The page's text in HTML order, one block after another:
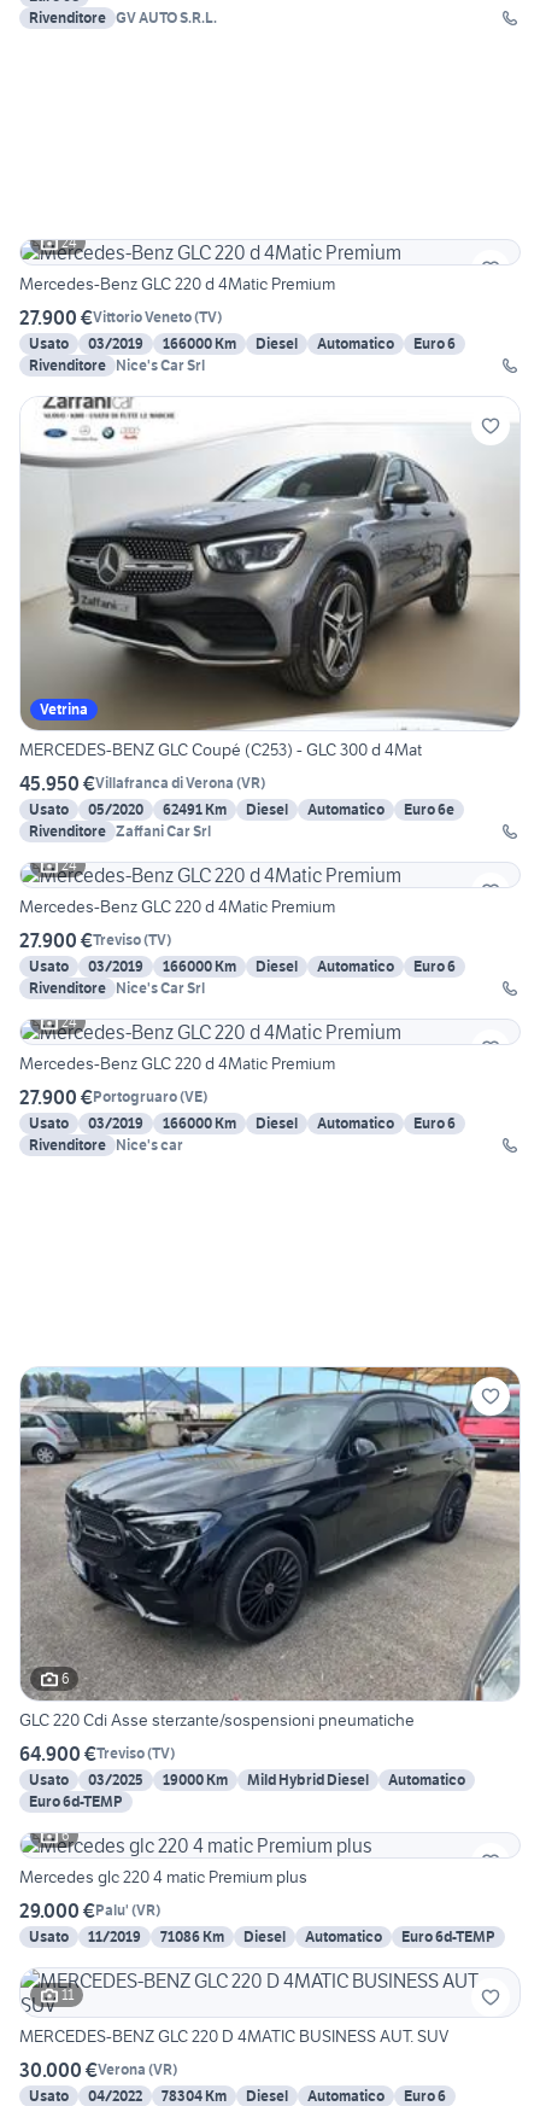
Rivenditore GV AUTO S.R.L.
24
Mercedes-Benz GLC 220 d 4Matic Premium
27.900 €Vittorio Veneto(TV)
Usato
03/2019 166000 Km Diesel Automatico
Euro 6
Rivenditore Nice's Car Srl
Vetrina
MERCEDES-BENZ GLC Coupé (C253) - GLC 300 d 4Mat
45.950 €Villafranca di Verona (VR)
Usato
05/2020 62491 Km Diesel Automatico
Euro 6e
Rivenditore Zaffani Car Srl
24
Mercedes-Benz GLC 220 d 4Matic Premium
27.900 €Treviso(TV)
Usato
03/2019 166000 Km Diesel Automatico
Euro 6
Rivenditore Nice's Car Srl
24
Mercedes-Benz GLC 220 d 4Matic Premium
27.900 €Portogruaro(VE)
Usato
03/2019 166000 Km Diesel Automatico
Euro 6
Rivenditore Nice's car
6
GLC 220 Cdi Asse sterzante/sospensioni pneumatiche
64.900 €Treviso(TV)
Usato
03/2025 19000 Km Mild Hybrid Diesel
Automatico
Euro 6d-TEMP
6
Mercedes glc 220 4 matic Premium plus
29.000 €Palu' (VR)
Usato
11/2019 71086 Km Diesel Automatico Euro 6d-TEMP
11
MERCEDES-BENZ GLC 220 D 4MATIC BUSINESS AUT. SUV
30.000 €Verona (VR)
Usato
04/2022 78304 Km Diesel Automatico
Euro 6